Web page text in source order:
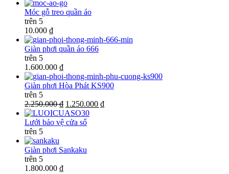
Móc gỗ treo quần áo
trên 5
10.000 ₫
Giàn phơi quần áo 666
trên 5
1.600.000 ₫
Giàn phơi Hòa Phát KS900
trên 5
2.250.000 ₫ 1.250.000 ₫
Lưới bảo vệ cửa sổ
trên 5
Giàn phơi Sankaku
trên 5
1.800.000 ₫